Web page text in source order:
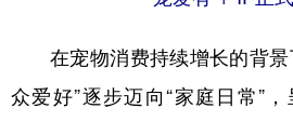
在宠物消费持续增长的背
众爱好”逐步迈向“家庭日常”